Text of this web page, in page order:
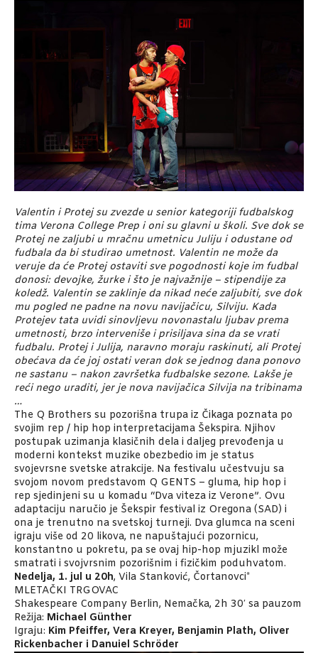
Valentin i Protej su zvezde u senior kategoriji fudbalskog
tima Verona College Prep i oni su glavni u školi. Sve dok se
Protej ne zaljubi u mračnu umetnicu Juliju i odustane od
fudbala da bi studirao umetnost. Valentin ne može da
veruje da će Protej ostaviti sve pogodnosti koje im fudbal
donosi: devojke, žurke i što je najvažnije – stipendije za
koledž. Valentin se zaklinje da nikad neće zaljubiti, sve dok
mu pogled ne padne na novu navijačicu, Silviju. Kada
Protejev tata uvidi sinovljevu novonastalu ljubav prema
umetnosti, brzo interveniše i prisiljava sina da se vrati
fudbalu. Protej i Julija, naravno moraju raskinuti, ali Protej
obećava da će joj ostati veran dok se jednog dana ponovo
ne sastanu – nakon završetka fudbalske sezone. Lakše je
reći nego uraditi, jer je nova navijačica Silvija na tribinama
…
The Q Brothers su pozorišna trupa iz Čikaga poznata po
svojim rep / hip hop interpretacijama Šekspira. Njihov
postupak uzimanja klasičnih dela i daljeg prevođenja u
moderni kontekst muzike obezbedio im je status
svojevrsne svetske atrakcije. Na festivalu učestvuju sa
svojom novom predstavom Q GENTS – gluma, hip hop i
rep sjedinjeni su u komadu “Dva viteza iz Verone”. Ovu
adaptaciju naručio je Šekspir festival iz Oregona (SAD) i
ona je trenutno na svetskoj turneji. Dva glumca na sceni
igraju više od 20 likova, ne napuštajući pozornicu,
konstantno u pokretu, pa se ovaj hip-hop mjuzikl može
smatrati i svojvrsnim pozorišnim i fizičkim poduhvatom.
Nedelja, 1. jul u 20h, Vila Stanković, Čortanovci*
MLETAČKI TRGOVAC
Shakespeare Company Berlin, Nemačka, 2h 30′ sa pauzom
Režija: Michael Günther
Igraju: Kim Pfeiffer, Vera Kreyer, Benjamin Plath, Oliver
Rickenbacher i Danuiel Schröder